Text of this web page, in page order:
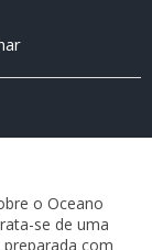
o Oceano
se de uma
com